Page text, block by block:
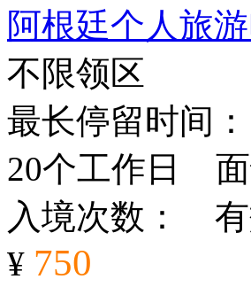
阿根廷个人旅
不限领区
最长停留时间
20个工作日 面
入境次数： 有
¥ 750